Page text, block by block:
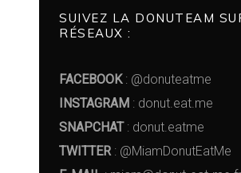
SUIVEZ LA DONUTEAM
RÉSEAUX :
FACEBOOK: @donuteatme
INSTAGRAM : donut.eat.me
SNAPCHAT: donut.eatme
TWITTER: @MiamDonutEatMe